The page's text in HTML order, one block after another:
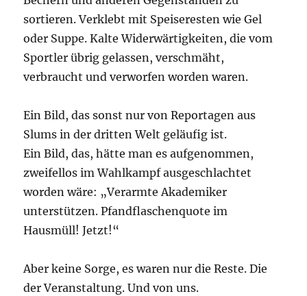
sortieren. Verklebt mit Speiseresten wie Gel
oder Suppe. Kalte Widerwärtigkeiten, die vom
Sportler übrig gelassen, verschmäht,
verbraucht und verworfen worden waren.
Ein Bild, das sonst nur von Reportagen aus
Slums in der dritten Welt geläufig ist.
Ein Bild, das, hätte man es aufgenommen,
zweifellos im Wahlkampf ausgeschlachtet
worden wäre: „Verarmte Akademiker
unterstützen. Pfandflaschenquote im
Hausmüll! Jetzt!“
Aber keine Sorge, es waren nur die Reste. Die
der Veranstaltung. Und von uns.